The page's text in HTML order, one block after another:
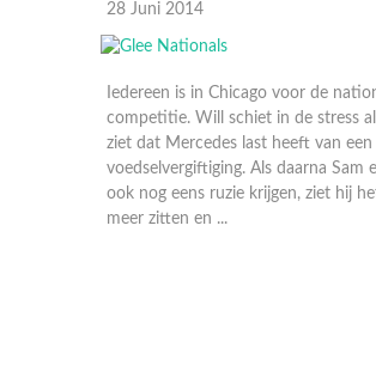
28 Juni 2014
Iedereen is in Chicago voor de
competitie. Will schiet in de stress
ziet dat Mercedes last heeft van een
voedselvergiftiging. Als daarna Sam
ook nog eens ruzie krijgen, ziet hij
meer zitten en ...